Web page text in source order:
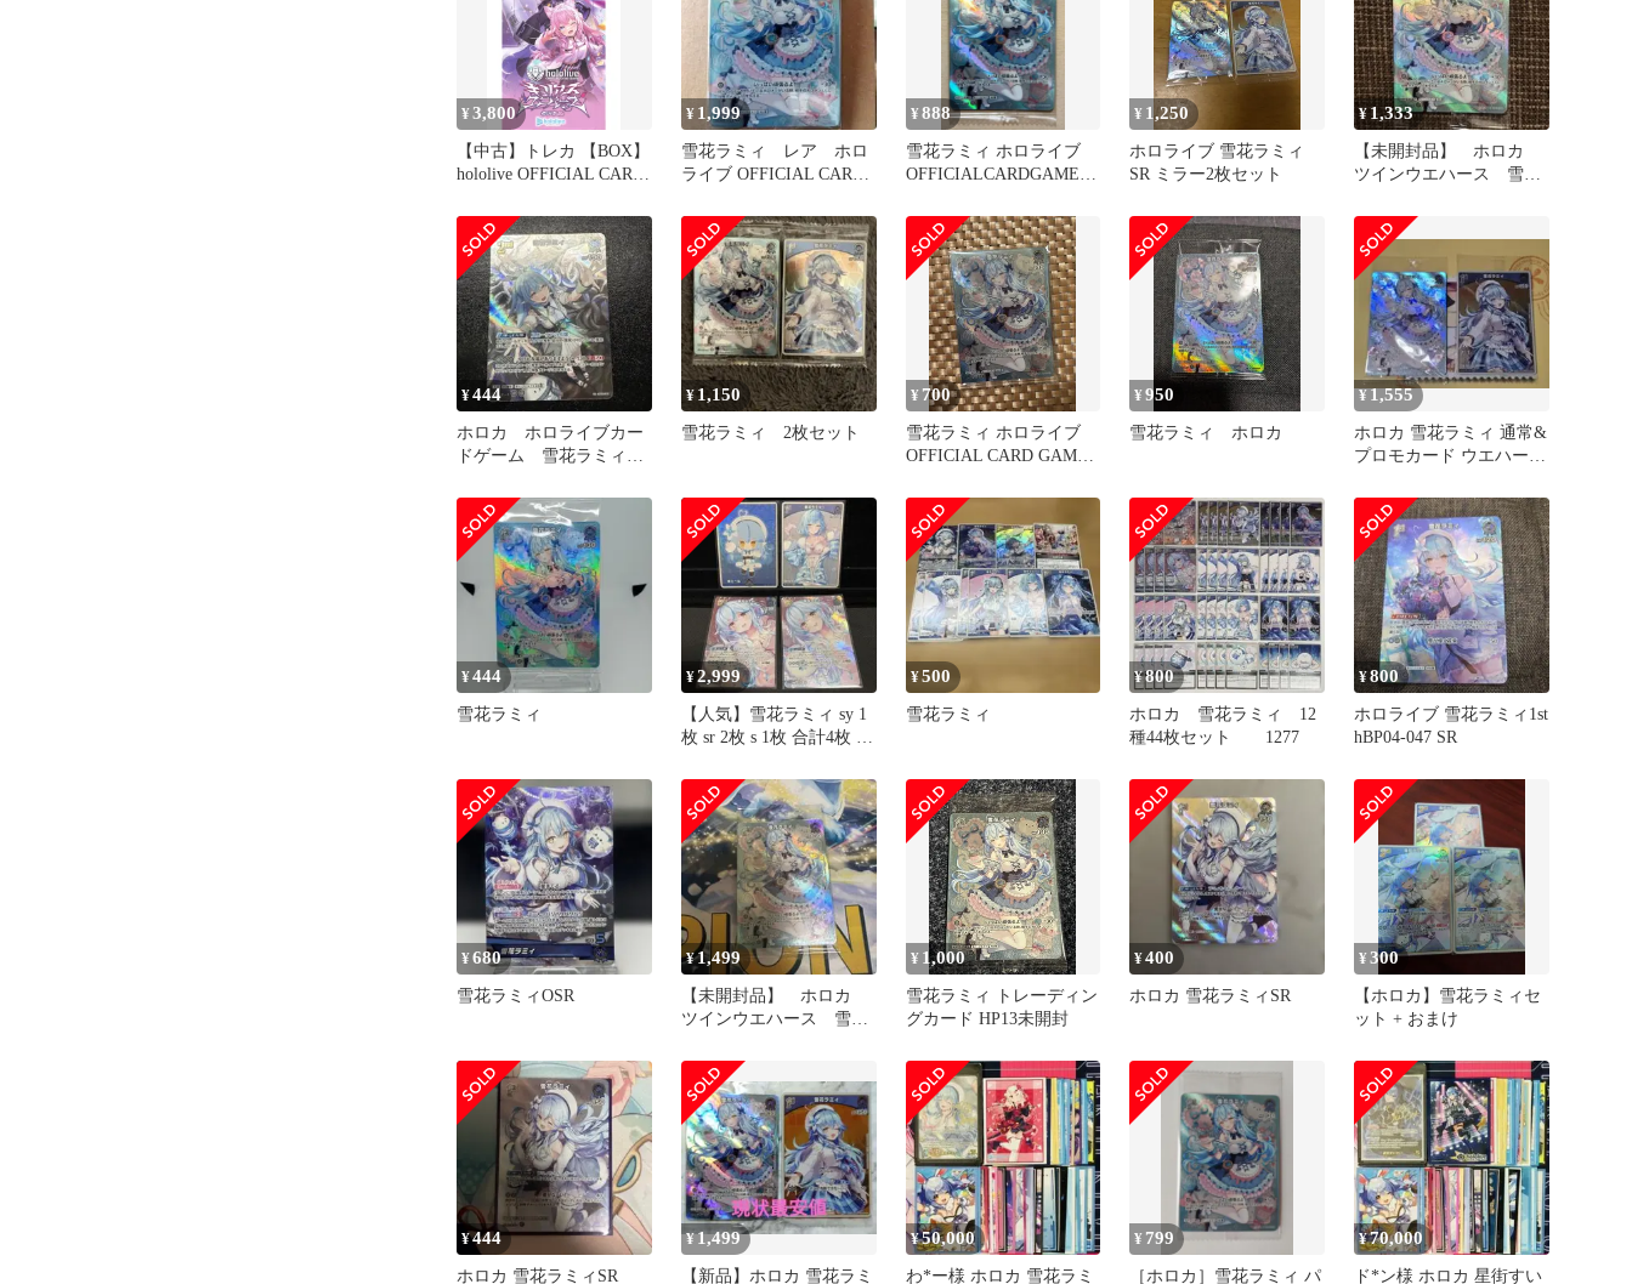
¥3,800
【中古】トレカ 【BOX】
hololive OFFICIAL CARD
キュリアスユニバース
¥ 1,999
雪花ラミィ レア ホロ
ライブ OFFICIAL CARD
¥888
雪花ラミィ ホロライブ
OFFICIALCARDGAME
¥ 1,250
ホロライブ 雪花ラミィ
SR ミラー2枚セット
¥1,333
【未開封品】 ホロカ
ツインウエハース 雪花
¥444
ホロカ ホロライブカー
ドゲーム 雪花ラミィ
¥ 1,150
雪花ラミィ 2枚セット
¥ 700
雪花ラミィ ホロライブ
OFFICIAL CARD GAME
¥950
雪花ラミィ ホロカ
¥1,555
ホロカ 雪花ラミィ 通常&
プロモカード ウエハース
¥444
雪花ラミィ
¥2,999
【人気】雪花ラミィ sy 1
枚 sr 2枚 s 1枚 合計4枚 ホ
¥500
雪花ラミィ
¥800
ホロカ 雪花ラミィ 12
種44枚セット 1277
¥800
ホロライブ 雪花ラミィ1st
hBP04-047 SR
¥680
雪花ラミィOSR
¥1,499
【未開封品】 ホロカ
ツインウエハース 雪花
¥ 1,000
雪花ラミィ トレーディン
グカード HP13未開封
¥400
ホロカ 雪花ラミィSR
¥300
【ホロカ】雪花ラミィセ
ット + おまけ
¥444
ホロカ 雪花ラミィSR
¥1,499
【新品】ホロカ 雪花ラミ
¥50,000
わ*ー様 ホロカ 雪花ラミ
¥ 799
［ホロカ］雪花ラミィ パ
¥70,000
ド*ン様 ホロカ 星街すい